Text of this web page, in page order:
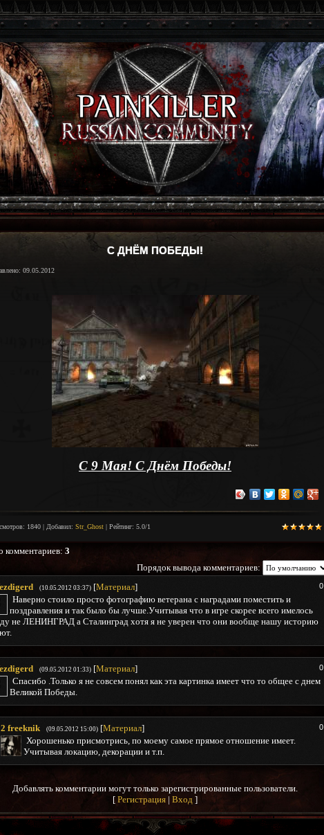
С ДНЁМ ПОБЕДЫ!
09.05.2012
С 9 Мая! С Днём Победы!
: 1840 | Добавил: Str_Ghost | Рейтинг: 5.0/1
комментариев: 3
Порядок вывода комментариев:
0
(10.05.2012 03:37) [Материал]
Наверно стоило просто фотографию ветерана с наградами поместить и
поздравления и так было бы лучше.Учитывая что в игре скорее всего имелось
не ЛЕНИНГРАД а Сталинград хотя я не уверен что они вообще нашу историю
0
(09.05.2012 01:33) [Материал]
Спасибо .Только я не совсем понял как эта картинка имеет что то общее с днем
Великой Победы.
0
2 freeknik (09.05.2012 15:00) [Материал]
Хорошенько присмотрись, по моему самое прямое отношение имеет.
Учитывая локацию, декорации и т.п.
Добавлять комментарии могут только зарегистрированные пользователи.
[ Регистрация | Вход ]